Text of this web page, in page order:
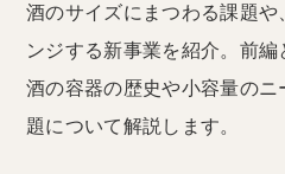
酒のサイズにまつわる課題や
ンジする新事業を紹介。前
酒の容器の歴史や小容量の
題について解説します。